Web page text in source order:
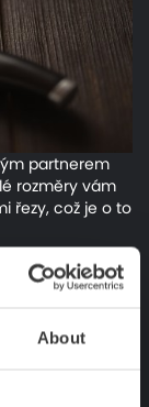
About
partnerem
rozměry vám
řezy, což je o to
jeho velikost,
se do každé
kompaktnímu
například